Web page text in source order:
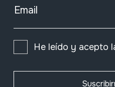
Email
He leído y acepto